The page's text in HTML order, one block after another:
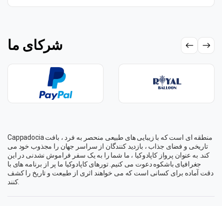
شرکای ما
Cappadocia منطقه ای است که با زیبایی های طبیعی منحصر به فرد ، بافت
تاریخی و فضای جذاب ، بازدید کنندگان از سراسر جهان را مجذوب خود می
کند. به عنوان پرواز کاپادوکیا ، ما شما را به یک سفر فراموش نشدنی در این
جغرافیای باشکوه دعوت می کنیم. تورهای کاپادوکیا ما پر از برنامه های با
دقت آماده برای کسانی است که می خواهند اثری از طبیعت و تاریخ را کشف
کنند.